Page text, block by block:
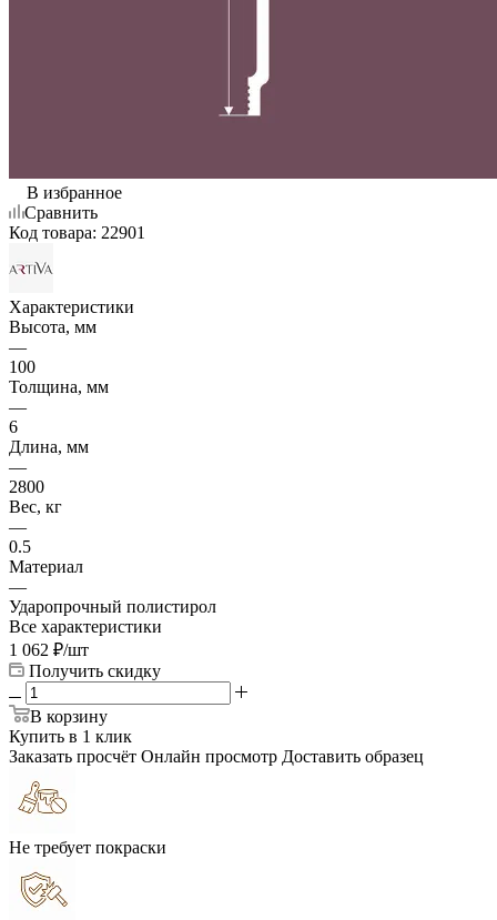
В избранное
Сравнить
Код товара: 22901
Характеристики
Высота, мм
—
100
Толщина, мм
—
6
Длина, мм
—
2800
Вес, кг
—
0.5
Материал
—
Ударопрочный полистирол
Все характеристики
1 062 ₽/шт
Получить скидку
В корзину
Купить в 1 клик
Заказать просчёт Онлайн просмотр Доставить образец
Не требует покраски